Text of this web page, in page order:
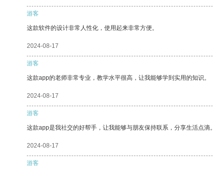
游客
这款软件的设计非常人性化，使用起来非常方便。
2024-08-17
游客
这款app的老师非常专业，教学水平很高，让我能够学到实用的知识。
2024-08-17
游客
这款app是我社交的好帮手，让我能够与朋友保持联系，分享生活点滴。
2024-08-17
游客